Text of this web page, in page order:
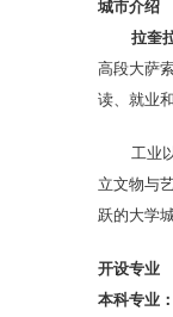
城市介绍
拉奎
高段大萨
读、就业
工业以
立文物与
跃的大学
开设专业
本科专业：